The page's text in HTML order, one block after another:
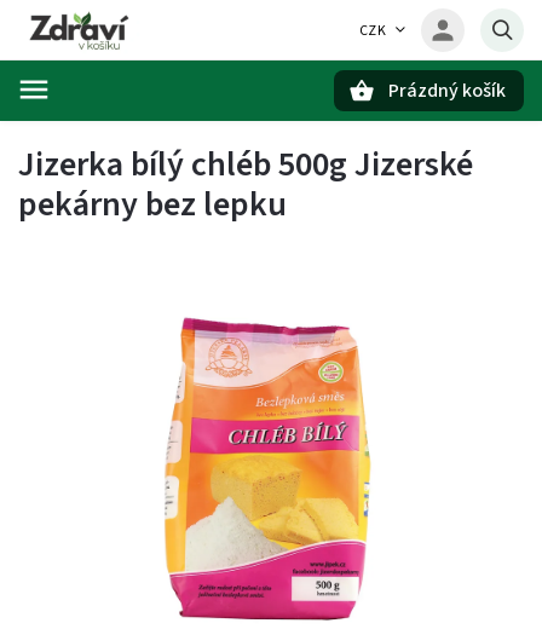
CZK
Prázdný košík
Jizerka bílý chléb 500g Jizerské
pekárny bez lepku